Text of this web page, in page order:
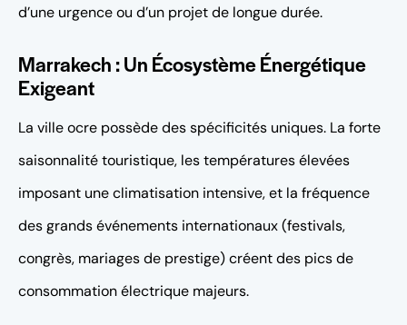
d’une urgence ou d’un projet de longue durée.
Marrakech : Un Écosystème Énergétique
Exigeant
La ville ocre possède des spécificités uniques. La forte
saisonnalité touristique, les températures élevées
imposant une climatisation intensive, et la fréquence
des grands événements internationaux (festivals,
congrès, mariages de prestige) créent des pics de
consommation électrique majeurs.